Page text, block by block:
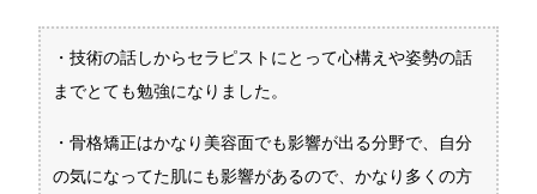
・技術の話しからセラピストにとって心構えや姿勢の話
までとても勉強になりました。
・骨格矯正はかなり美容面でも影響が出る分野で、自分
の気になってた肌にも影響があるので、かなり多くの方